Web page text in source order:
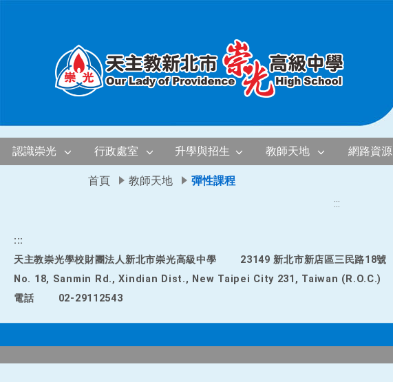
認識崇光 行政處室 升學與招生 教師天地 網路資源
首頁 教師天地
彈性課程
:::
:::
天主教崇光學校財團法人新北市崇光高級中學
23149 新北市新店區三民路18號
No. 18, Sanmin Rd., Xindian Dist., New Taipei City 231, Taiwan (R.O.C.)
電話
02-29112543